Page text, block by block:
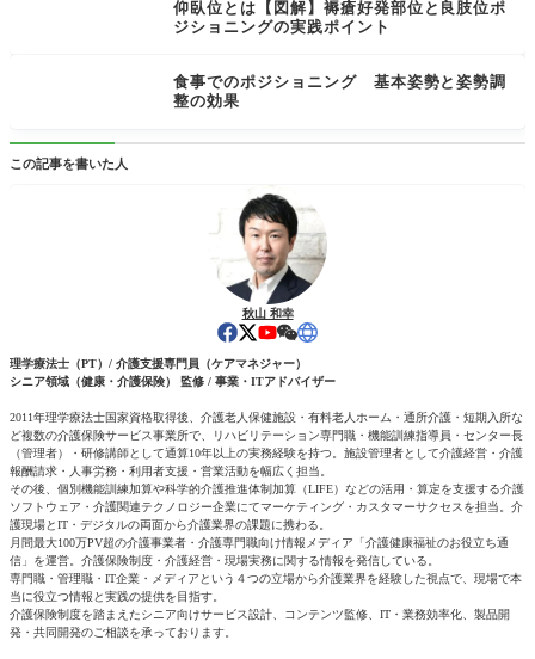
仰臥位とは【図解】褥瘡好発部位と良肢位ポ
ジショニングの実践ポイント
食事でのポジショニング 基本姿勢と姿勢調
整の効果
この記事を書いた人
秋山 和幸
理学療法士（PT）/ 介護支援専門員（ケアマネジャー）
シニア領域（健康・介護保険） 監修 / 事業・ITアドバイザー
2011年理学療法士国家資格取得後、介護老人保健施設・有料老人ホーム・通所介護・短期入所な
ど複数の介護保険サービス事業所で、リハビリテーション専門職・機能訓練指導員・センター長
（管理者）・研修講師として通算10年以上の実務経験を持つ。施設管理者として介護経営・介護
報酬請求・人事労務・利用者支援・営業活動を幅広く担当。
その後、個別機能訓練加算や科学的介護推進体制加算（LIFE）などの活用・算定を支援する介護
ソフトウェア・介護関連テクノロジー企業にてマーケティング・カスタマーサクセスを担当。介
護現場とIT・デジタルの両面から介護業界の課題に携わる。
月間最大100万PV超の介護事業者・介護専門職向け情報メディア「介護健康福祉のお役立ち通
信」を運営。介護保険制度・介護経営・現場実務に関する情報を発信している。
専門職・管理職・IT企業・メディアという４つの立場から介護業界を経験した視点で、現場で本
当に役立つ情報と実践の提供を目指す。
介護保険制度を踏まえたシニア向けサービス設計、コンテンツ監修、IT・業務効率化、製品開
発・共同開発のご相談を承っております。